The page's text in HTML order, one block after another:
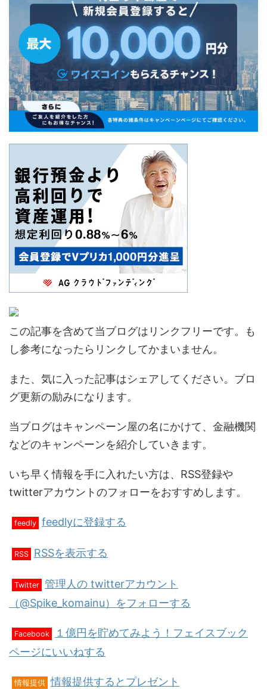
この記事を含めて当ブログはリンクフリーです。も
し参考になったらリンクしてかまいません。
また、気に入った記事はシェアしてください。ブロ
グ更新の励みになります。
当ブログはキャンペーン屋の名にかけて、金融機関
などのキャンペーンを紹介していきます。
いち早く情報を手に入れたい方は、RSS登録や
twitterアカウントのフォローをおすすめします。
feedly feedlyに登録する
RSS RSSを表示する
Twitter 管理人の twitterアカウント
（@Spike_komainu）をフォローする
Facebook
１億円を貯めてみよう！フェイスブック
ページにいいねする
情報提供 情報提供するとプレゼント